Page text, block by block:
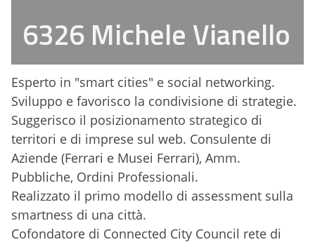
6326 Michele Vianello
Esperto in "smart cities" e social networking.
Sviluppo e favorisco la condivisione di strategie.
Suggerisco il posizionamento strategico di
territori e di imprese sul web. Consulente di
Aziende (Ferrari e Musei Ferrari), Amm.
Pubbliche, Ordini Professionali.
Realizzato il primo modello di assessment sulla
smartness di una città.
Cofondatore di Connected City Council rete di